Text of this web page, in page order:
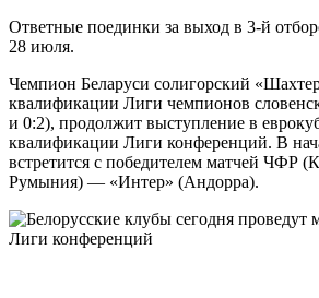
Ответные поединки за выход в 3-й
28 июля.
Чемпион Беларуси солигорский
квалификации Лиги чемпионов
и 0:2), продолжит выступление в
квалификации Лиги конференций. В
встретится с победителем матчей ЧФР
Румыния) — «Интер» (Андорра).